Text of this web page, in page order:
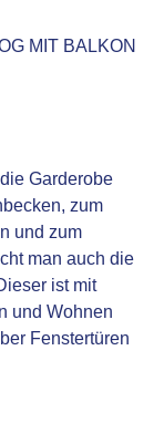
MIT BALKON
Garderobe
zum
und zum
man auch die
ist mit
und Wohnen
Fenstertüren